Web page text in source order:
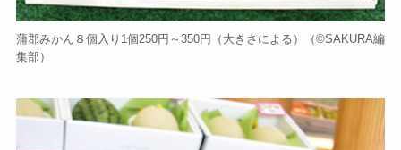
蒲郡みかん８個入り1個250円～350円（大きさによる）（©️SAKURA編
集部）